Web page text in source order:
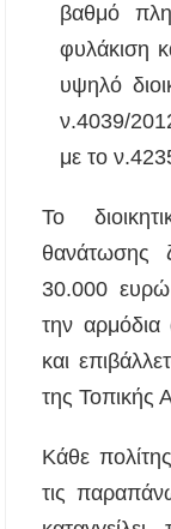
Δήμος Αριστοτέλη: «Η
καταφεύγει σε
αυτοδιαψεύδεται»
Πετροκέρασα: Δράση
γυναίκας
Καιρός: Αλλάζει το
εκτιμήσεις
βαθμό
φυλάκιση
υψηλό
ν.4039/
με το
Το
θανάτωσης
30.000
την
και
της Τοπικής
Κάθε
τις